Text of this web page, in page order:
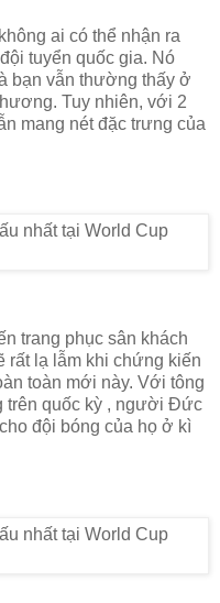
ai có thể nhận ra
tuyển quốc gia. Nó
bạn vẫn thường thấy ở
Tuy nhiên, với 2
mang nét đặc trưng của
trang phục sân khách
rất lạ lẫm khi chứng kiến
toàn mới này. Với tông
trên quốc kỳ , người Đức
đội bóng của họ ở kì